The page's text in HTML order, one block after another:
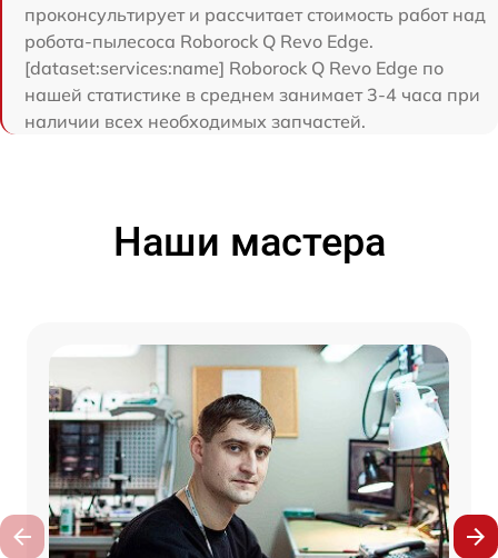
проконсультирует и рассчитает стоимость работ над
робота-пылесоса Roborock Q Revo Edge.
[dataset:services:name] Roborock Q Revo Edge по
нашей статистике в среднем занимает 3-4 часа при
наличии всех необходимых запчастей.
Наши мастера